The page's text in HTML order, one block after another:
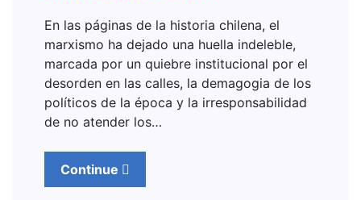
En las páginas de la historia chilena, el
marxismo ha dejado una huella indeleble,
marcada por un quiebre institucional por el
desorden en las calles, la demagogia de los
políticos de la época y la irresponsabilidad
de no atender los…
Continue